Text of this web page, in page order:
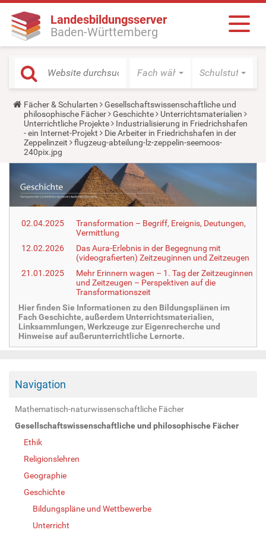
Landesbildungsserver
Baden-Württemberg
Fach wählen Schulstufe
Y
o
u
a
r
e
h
e
:
Fächer & Schularten
Gesellschaftswissenschaftliche und
philosophische Fächer
Geschichte
Unterrichtsmaterialien
Unterrichtliche Projekte
Industrialisierung in Friedrichshafen
- ein Internet-Projekt
Die Arbeiter in Friedrichshafen in der
Zeppelinzeit
flugzeug-abteilung-lz-zeppelin-seemoos-
240pix.jpg
02.04.2025
Transformation – Begriff, Ereignis, Deutungen,
Vermittlung
12.02.2026
Das Aura-Erlebnis in der Begegnung mit
(videografierten) Zeitzeuginnen und Zeitzeugen
21.01.2025
Mehr Erinnern wagen – 1. Tag der Zeitzeuginnen
und Zeitzeugen – Perspektiven auf die
Transformationszeit
Hier finden Sie Informationen zu den Bildungsplänen im
Fach Geschichte, außerdem Unterrichtsmaterialien,
Linksammlungen, Werkzeuge zur Eigenrecherche und
Hinweise auf außerunterrichtliche Lernorte.
Navigation
Mathematisch-naturwissenschaftliche Fächer
Gesellschaftswissenschaftliche und philosophische Fächer
Ethik
Religionslehren
Geographie
Geschichte
Bildungspläne und Wettbewerbe
Unterricht